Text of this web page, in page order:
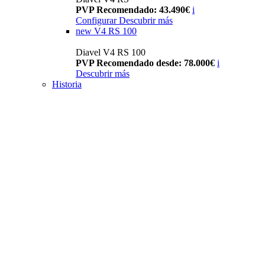
PVP Recomendado: 43.490€ i
Configurar Descubrir más
new V4 RS 100
Diavel V4 RS 100
PVP Recomendado desde: 78.000€ i
Descubrir más
Historia